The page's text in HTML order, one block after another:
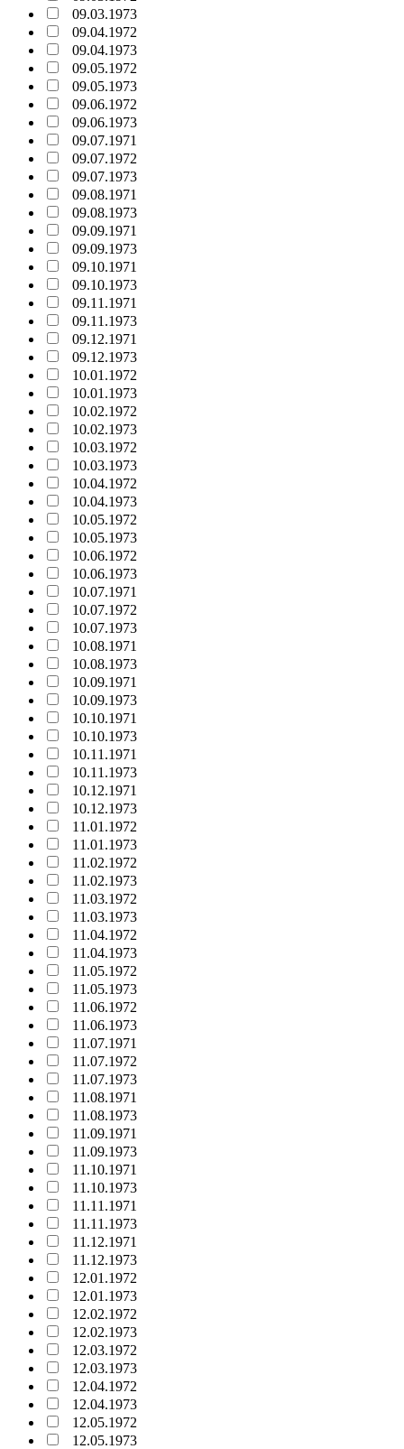
09.03.1973
09.04.1972
09.04.1973
09.05.1972
09.05.1973
09.06.1972
09.06.1973
09.07.1971
09.07.1972
09.07.1973
09.08.1971
09.08.1973
09.09.1971
09.09.1973
09.10.1971
09.10.1973
09.11.1971
09.11.1973
09.12.1971
09.12.1973
10.01.1972
10.01.1973
10.02.1972
10.02.1973
10.03.1972
10.03.1973
10.04.1972
10.04.1973
10.05.1972
10.05.1973
10.06.1972
10.06.1973
10.07.1971
10.07.1972
10.07.1973
10.08.1971
10.08.1973
10.09.1971
10.09.1973
10.10.1971
10.10.1973
10.11.1971
10.11.1973
10.12.1971
10.12.1973
11.01.1972
11.01.1973
11.02.1972
11.02.1973
11.03.1972
11.03.1973
11.04.1972
11.04.1973
11.05.1972
11.05.1973
11.06.1972
11.06.1973
11.07.1971
11.07.1972
11.07.1973
11.08.1971
11.08.1973
11.09.1971
11.09.1973
11.10.1971
11.10.1973
11.11.1971
11.11.1973
11.12.1971
11.12.1973
12.01.1972
12.01.1973
12.02.1972
12.02.1973
12.03.1972
12.03.1973
12.04.1972
12.04.1973
12.05.1972
12.05.1973